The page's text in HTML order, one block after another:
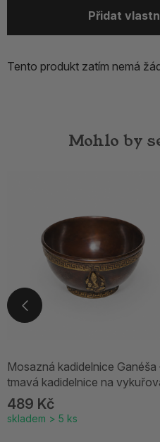
Přidat
Tento produkt zatím nemá
Mohlo by
Mosazná kadidelnice Ganéša
tmavá kadidelnice na
489 Kč
skladem > 5 ks